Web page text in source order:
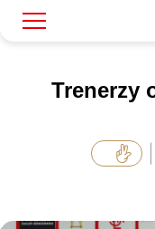
KlubTrenerzy